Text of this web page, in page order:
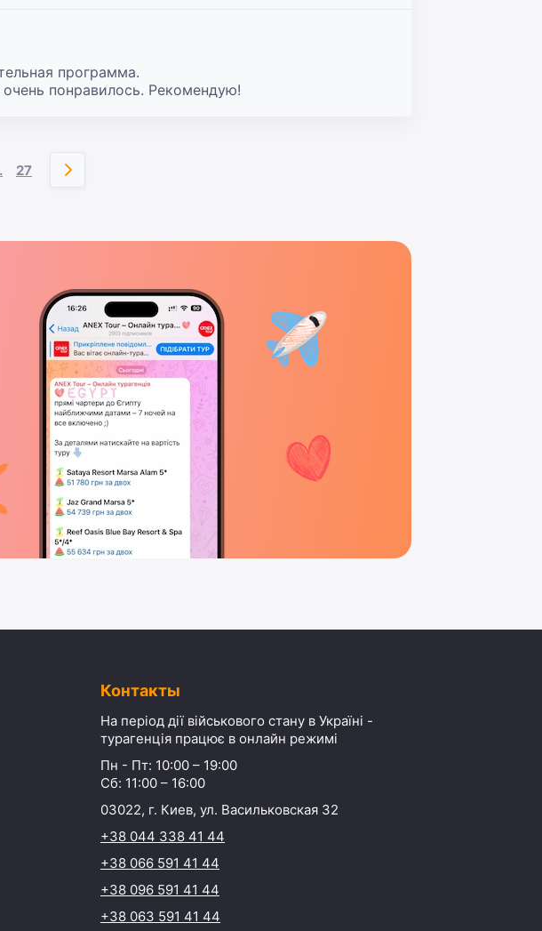
программа.
понравилось. Рекомендую!
27
Контакты
На період дії військового стану в Україні -
турагенція працює в онлайн режимі
Пн - Пт: 10:00 – 19:00
Сб: 11:00 – 16:00
03022, г. Киев, ул. Васильковская 32
+38 044 338 41 44
+38 066 591 41 44
+38 096 591 41 44
+38 063 591 41 44